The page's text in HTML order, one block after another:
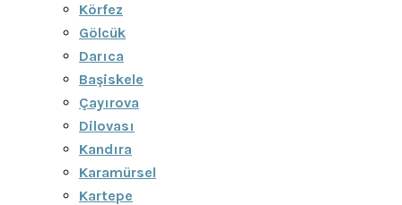
Körfez
Gölcük
Darıca
Başiskele
Çayırova
Dilovası
Kandıra
Karamürsel
Kartepe